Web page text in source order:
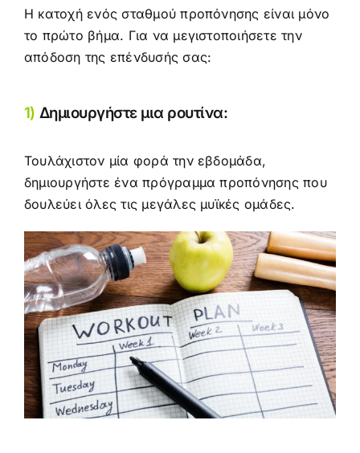
Η κατοχή ενός σταθμού προπόνησης είναι μόνο
το πρώτο βήμα. Για να μεγιστοποιήσετε την
απόδοση της επένδυσής σας:
1) Δημιουργήστε μια ρουτίνα:
Τουλάχιστον μία φορά την εβδομάδα,
δημιουργήστε ένα πρόγραμμα προπόνησηςπου
δουλεύει όλες τις μεγάλες μυϊκές ομάδες.